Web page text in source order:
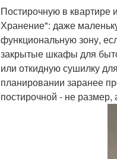
Постирочную в квартире
Хранение": даже
функциональную зону,
закрытые шкафы для
или откидную сушилку
планировании заранее
постирочной - не размер,